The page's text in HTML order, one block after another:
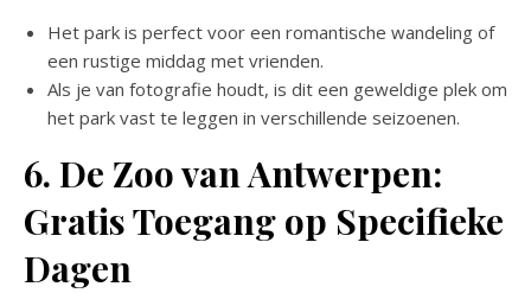
Het park is perfect voor een romantische wandeling of
een rustige middag met vrienden.
Als je van fotografie houdt, is dit een geweldige plek om
het park vast te leggen in verschillende seizoenen.
6. De Zoo van Antwerpen:
Gratis Toegang op Specifieke
Dagen